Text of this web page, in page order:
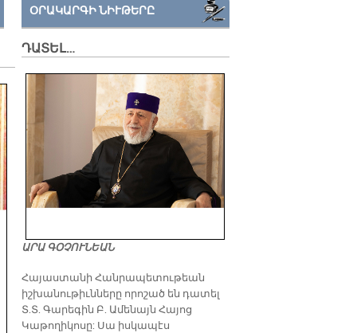
ՕՐԱԿԱՐԳԻ ՆԻՒԹԵՐԸ
ԴԱՏԵԼ…
ԱՐԱ ԳՕՉՈՒՆԵԱՆ
​Հայաստանի Հանրապետութեան
իշխանութիւնները որոշած են դատել
Տ.Տ. Գարեգին Բ. Ամենայն Հայոց
Կաթողիկոսը: Սա իսկապէս